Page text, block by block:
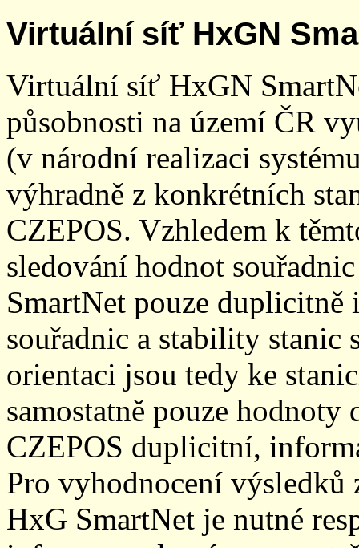
Virtuální síť HxGN
Virtuální síť HxGN
působnosti na území ČR
(v národní realizaci
výhradně z konkrétních
CZEPOS. Vzhledem k
sledování hodnot
SmartNet pouze
souřadnic a stability stanic
orientaci jsou tedy ke
samostatně pouze
CZEPOS duplicitní,
Pro vyhodnocení
HxG SmartNet je nutné